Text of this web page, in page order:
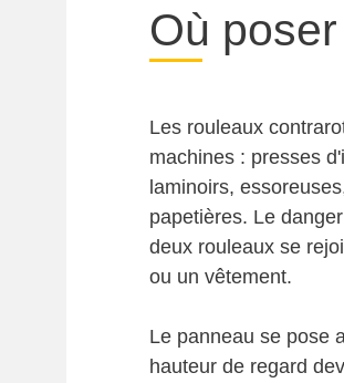
Où
Les rouleaux
machines : presses
laminoirs,
papetières. Le
deux rouleaux se
ou un vêtement.
Le panneau se pose
hauteur de regard